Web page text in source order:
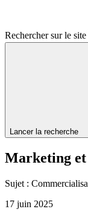
Rechercher sur le site
Lancer la recherche
Marketing et
Sujet :
17 juin 2025